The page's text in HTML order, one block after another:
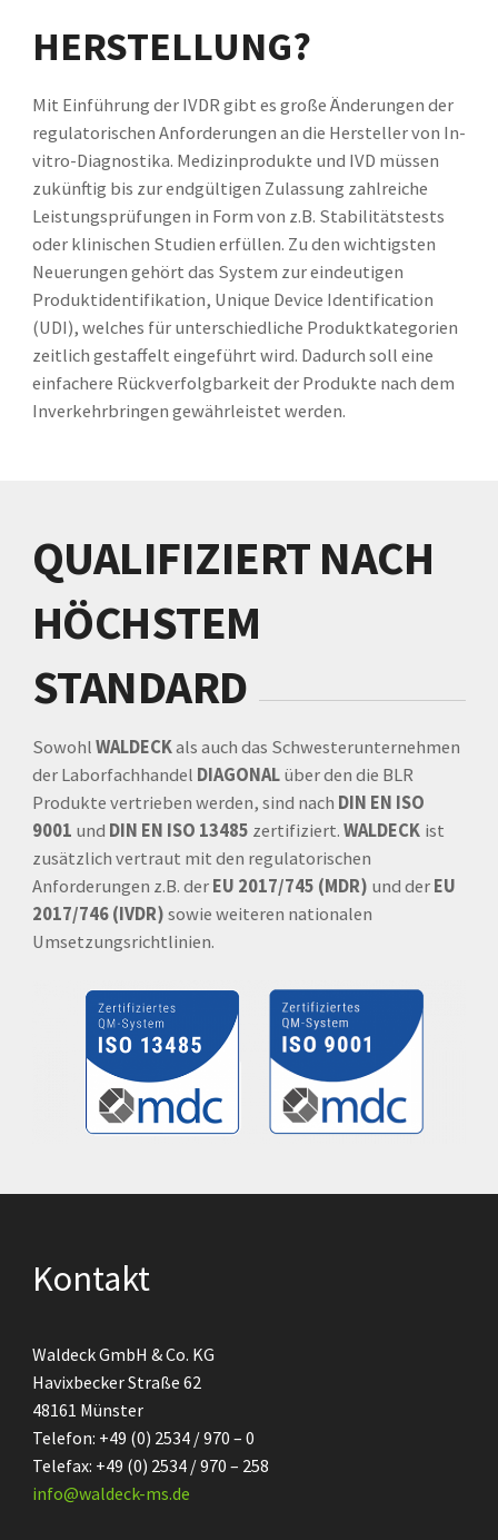
HERSTELLUNG?
Mit Einführung der IVDR gibt es große Änderungen der
regulatorischen Anforderungen an die Hersteller von In-
vitro-Diagnostika. Medizinprodukte und IVD müssen
zukünftig bis zur endgültigen Zulassung zahlreiche
Leistungsprüfungen in Form von z.B. Stabilitätstests
oder klinischen Studien erfüllen. Zu den wichtigsten
Neuerungen gehört das System zur eindeutigen
Produktidentifikation, Unique Device Identification
(UDI), welches für unterschiedliche Produktkategorien
zeitlich gestaffelt eingeführt wird. Dadurch soll eine
einfachere Rückverfolgbarkeit der Produkte nach dem
Inverkehrbringen gewährleistet werden.
QUALIFIZIERT NACH
HÖCHSTEM
STANDARD
SowohlWALDECKals auch das Schwesterunternehmen
der Laborfachhandel DIAGONALüber den die BLR
Produkte vertrieben werden, sind nach DIN EN ISO
9001 und DIN EN ISO 13485 zertifiziert.WALDECK ist
zusätzlich vertraut mit den regulatorischen
Anforderungen z.B. derEU 2017/745 (MDR) und derEU
2017/746 (IVDR)sowie weiteren nationalen
Umsetzungsrichtlinien.
Kontakt
Waldeck GmbH & Co. KG
Havixbecker Straße 62
48161 Münster
Telefon: +49 (0) 2534 / 970 – 0
Telefax: +49 (0) 2534 / 970 – 258
info@waldeck-ms.de